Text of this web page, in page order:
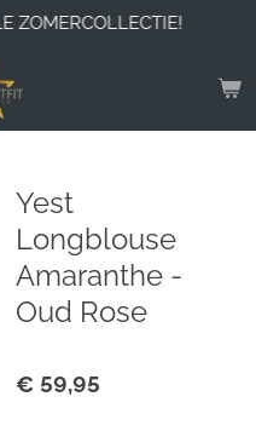
ZOMERCOLLECTIE!
Yest
Longblouse
Amaranthe -
Oud Rose
€ 59,95